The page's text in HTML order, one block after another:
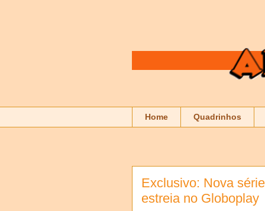
Home Quadrinhos
Exclusivo: Nova
estreia no Globoplay